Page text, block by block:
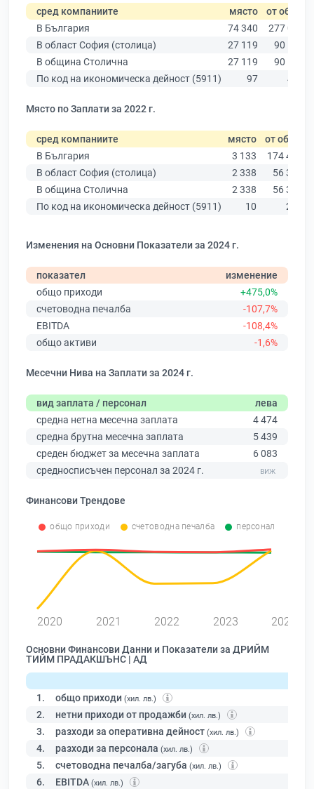
сред компаниите място от общо
В България
74 340
277 019
В област София (столица)
27 119
90 178
В община Столична
27 119
90 178
По код на икономическа дейност (5911)
97 438
Място по Заплати за 2022 г.
сред компаниите място от общо
В България
3 133
174 403
В област София (столица)
2 338
56 378
В община Столична
2 338
56 378
По код на икономическа дейност (5911)
10 266
Изменения на Основни Показатели за 2024 г.
показател
изменение
общо приходи
+475,0%
счетоводна печалба
-107,7%
EBITDA
-108,4%
общо активи
-1,6%
Месечни Нива на Заплати за 2024 г.
вид заплата / персонал
лева
средна нетна месечна заплата
4 474
средна брутна месечна заплата
5 439
среден бюджет за месечна заплата
6 083
средносписъчен персонал за 2024 г.
Финансови Трендове
общо приходи счетоводна печалба персонал
2020 2021 2022 2023 2024
Основни Финансови Данни и Показатели за ДРИЙМ
ТИЙМ ПРАДАКШЪНС | АД
1. общо приходи (хил. лв.)
2. нетни приходи от продажби (хил. лв.)
3. разходи за оперативна дейност (хил. лв.)
4. разходи за персонала (хил. лв.)
5. счетоводна печалба/загуба (хил. лв.)
6. EBITDA (хил. лв.)